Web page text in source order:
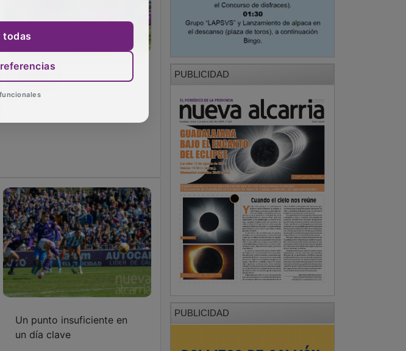
Un punto insuficiente en
un día clave
PUBLICIDAD
PUBLICIDAD
todas